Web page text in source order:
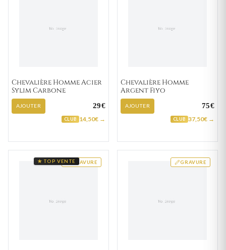
Chevalière Homme Acier
Sylim Carbone
AJOUTER 29€
CLUB 14,50€ →
Chevalière Homme
Argent Fiyo
AJOUTER 75€
CLUB 37,50€ →
GRAVURE
★ TOP VENTE GRAVURE